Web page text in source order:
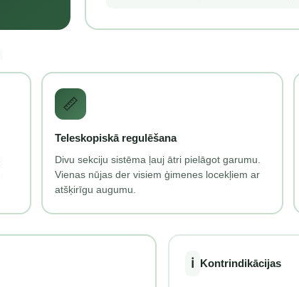
📏
Teleskopiskā regulēšana
Divu sekciju sistēma ļauj ātri pielāgot garumu.
Vienas nūjas der visiem ģimenes locekļiem ar
atšķirīgu augumu.
ℹ️ Kontrindikācijas